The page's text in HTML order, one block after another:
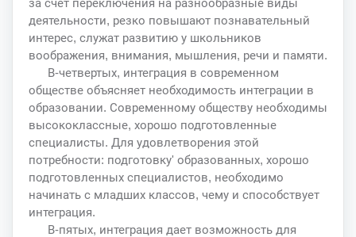
деятельности, резко повышают познавательный
интерес, служат развитию у школьников
воображения, внимания, мышления, речи и памяти.
В-четвертых, интеграция в современном
обществе объясняет необходимость интеграции в
образовании. Современному обществу необходимы
высококлассные, хорошо подготовленные
специалисты. Для удовлетворения этой
потребности: подготовку' образованных, хорошо
подготовленных специалистов, необходимо
начинать с младших классов, чему и способствует
интеграция.
В-пятых, интеграция дает возможность для